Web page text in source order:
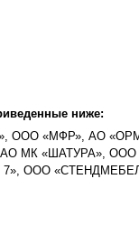
ниже:
ООО «МФР», АО
МК «ШАТУРА»,
ООО